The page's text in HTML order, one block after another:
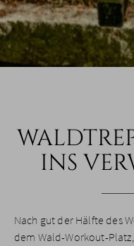
INS
Nach gut der Hälfte des
dem Wald-Workout-